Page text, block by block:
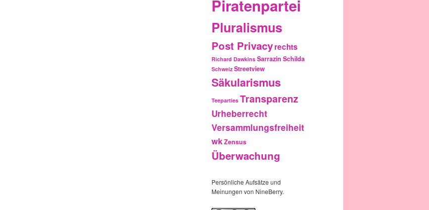
Piratenpartei
Pluralismus
Post Privacyrechts
Richard Dawkins Sarrazin Schilda
Schweiz Streetview
Säkularismus
Teeparties Transparenz
Urheberrecht
Versammlungsfreiheit
wkZensus
Überwachung
Persönliche Aufsätze und
Meinungen von NineBerry.